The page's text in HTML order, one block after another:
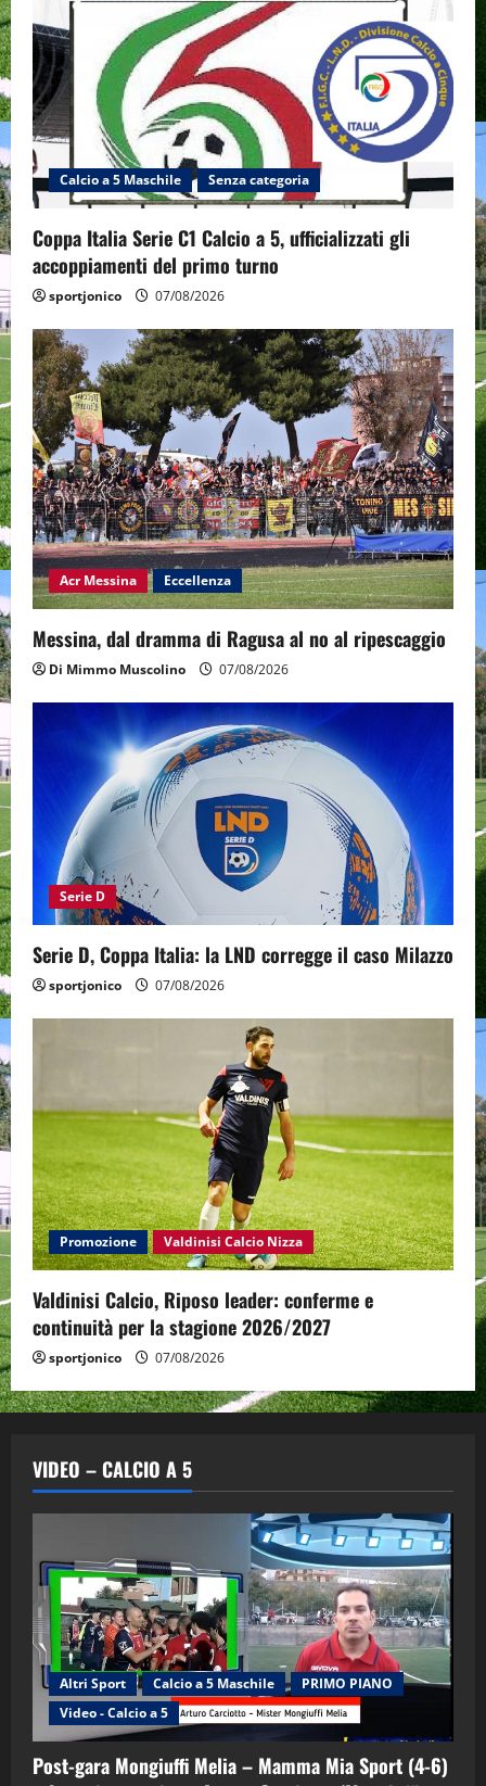
Calcio a 5 Maschile Senza categoria
Coppa Italia Serie C1 Calcio a 5, ufficializzati gli
accoppiamenti del primo turno
sportjonico 07/08/2026
Acr Messina Eccellenza
Messina, dal dramma di Ragusa al no al ripescaggio
Di Mimmo Muscolino 07/08/2026
Serie D
Serie D, Coppa Italia: la LND corregge il caso Milazzo
sportjonico 07/08/2026
Promozione Valdinisi Calcio Nizza
Valdinisi Calcio, Riposo leader: conferme e
continuità per la stagione 2026/2027
sportjonico 07/08/2026
VIDEO – CALCIO A 5
Altri Sport Calcio a 5 Maschile
PRIMO PIANO
Video - Calcio a 5
Post-gara Mongiuffi Melia – Mamma Mia Sport (4-6)